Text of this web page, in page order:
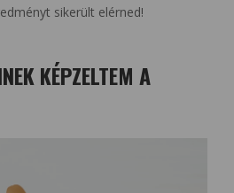
sikerült elérned!
KÉPZELTEM A